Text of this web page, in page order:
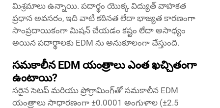
మిశ్రమాలు ఉన్నాయి. పదార్థం యొక్క విద్యుత్ వాహకత
ప్రధాన అవసరం, ఇది వాటి కఠినత లేదా భాజ్యత కారణంగా
సాంప్రదాయికంగా మిషన్ చేయడం కష్టం లేదా అసాధ్యం
అయిన పదార్థాలకు EDM ను అనుకూలంగా చేస్తుంది.
సమకాలీన EDM యంత్రాలు ఎంత ఖచ్చితంగా
ఉంటాయి?
సరైన సెటప్ మరియు ప్రోగ్రామింగ్‌తో సమకాలీన EDM
యంత్రాలు సాధారణంగా ±0.0001 అంగుళాల (±2.5